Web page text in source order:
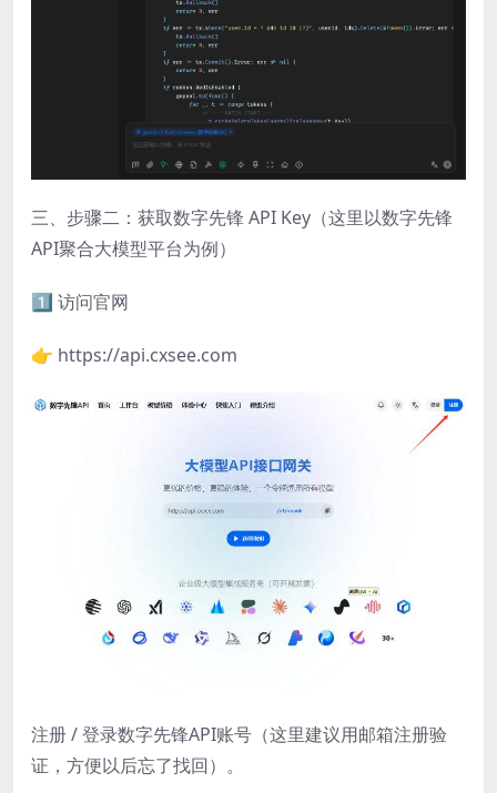
三、步骤二：获取数字先锋 API Key（这里以数字先锋
API聚合大模型平台为例）
1️⃣ 访问官网
👉 https://api.cxsee.com
注册 / 登录数字先锋API账号（这里建议用邮箱注册验
证，方便以后忘了找回）。